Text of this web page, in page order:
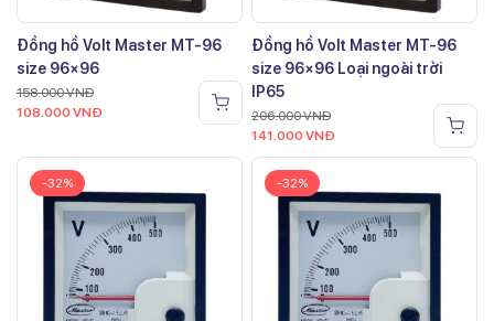
Đồng hồ Volt Master MT-96
size 96×96
158.000VNĐ
108.000 VNĐ
Đồng hồ Volt Master MT-96
size 96×96 Loại ngoài trời
IP65
206.000VNĐ
141.000 VNĐ
-32% -32%